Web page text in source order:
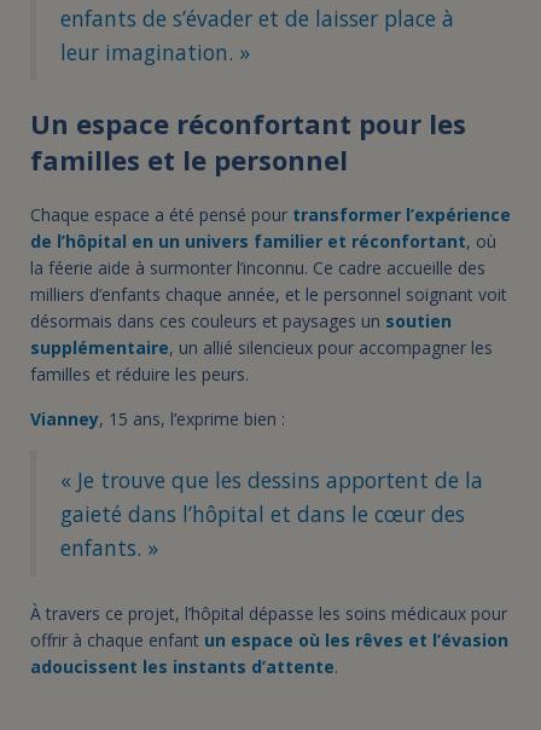
enfants de s’évader et de laisser place à
leur imagination. »
Un espace réconfortant pour les
familles et le personnel
Chaque espace a été pensé pour transformer l’expérience
de l’hôpital en un univers familier et réconfortant, où
la féerie aide à surmonter l’inconnu. Ce cadre accueille des
milliers d’enfants chaque année, et le personnel soignant voit
désormais dans ces couleurs et paysages un soutien
supplémentaire, un allié silencieux pour accompagner les
familles et réduire les peurs.
Vianney, 15 ans, l’exprime bien :
« Je trouve que les dessins apportent de la
gaieté dans l’hôpital et dans le cœur des
enfants. »
À travers ce projet, l’hôpital dépasse les soins médicaux pour
offrir à chaque enfant un espace où les rêves et l’évasion
adoucissent les instants d’attente.